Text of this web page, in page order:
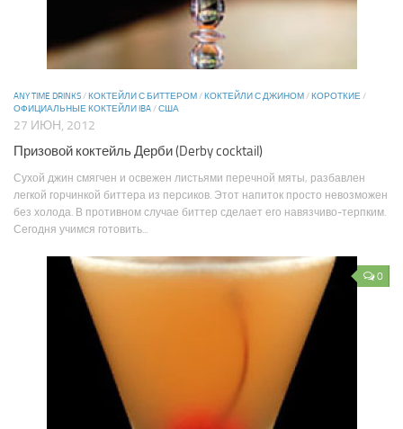
ANY TIME DRINKS/ КОКТЕЙЛИ С БИТТЕРОМ / КОКТЕЙЛИ С ДЖИНОМ / КОРОТКИЕ/
ОФИЦИАЛЬНЫЕ КОКТЕЙЛИ IBA/США
27 ИЮН, 2012
Призовой коктейль Дерби (Derby cocktail)
Сухой джин смягчен и освежен листьями перечной мяты, разбавлен
легкой горчинкой биттера из персиков. Этот напиток просто невозможен
без холода. В противном случае биттер сделает его навязчиво-терпким.
Сегодня учимся готовить...
0